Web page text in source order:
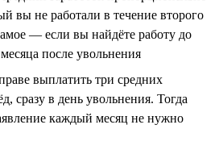
вы не работали в течение второго
— если вы найдёте работу до
после увольнения
выплатить три средних
сразу в день увольнения. Тогда
каждый месяц не нужно